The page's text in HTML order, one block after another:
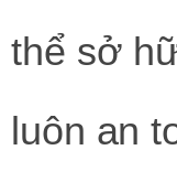
thể sở
luôn an